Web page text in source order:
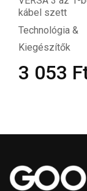
kábel szett
Technológia &
Kiegészítők
3 053